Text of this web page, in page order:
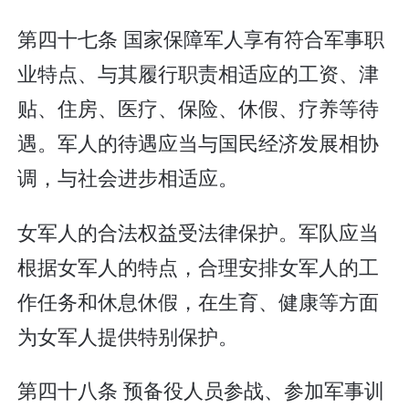
第四十七条 国家保障军人享有符合军事职
业特点、与其履行职责相适应的工资、津
贴、住房、医疗、保险、休假、疗养等待
遇。军人的待遇应当与国民经济发展相协
调，与社会进步相适应。
女军人的合法权益受法律保护。军队应当
根据女军人的特点，合理安排女军人的工
作任务和休息休假，在生育、健康等方面
为女军人提供特别保护。
第四十八条 预备役人员参战、参加军事训